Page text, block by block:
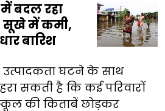
बदल रहा
सूखे में कमी,
बारिश
घटने के साथ
सकती है कि कई परिवारों
की किताबें छोड़कर